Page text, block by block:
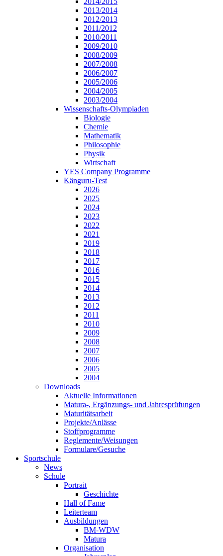
2013/2014
2012/2013
2011/2012
2010/2011
2009/2010
2008/2009
2007/2008
2006/2007
2005/2006
2004/2005
2003/2004
Wissenschafts-Olympiaden
Biologie
Chemie
Mathematik
Philosophie
Physik
Wirtschaft
YES Company Programme
Känguru-Test
2026
2025
2024
2023
2022
2021
2019
2018
2017
2016
2015
2014
2013
2012
2011
2010
2009
2008
2007
2006
2005
2004
Downloads
Aktuelle Informationen
Matura-, Ergänzungs- und Jahresprüfungen
Maturitätsarbeit
Projekte/Anlässe
Stoffprogramme
Reglemente/Weisungen
Formulare/Gesuche
Sportschule
News
Schule
Portrait
Geschichte
Hall of Fame
Leiterteam
Ausbildungen
BM-WDW
Matura
Organisation